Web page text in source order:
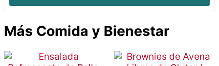
Más Comida y Bienestar